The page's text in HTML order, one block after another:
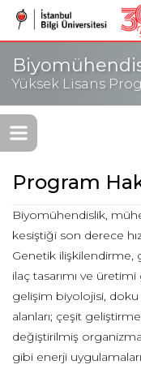
Yüksek Lisans
Program
Biyomühendislik,
kesiştiği son derece
Genetik ilişkilendirme,
ilaç tasarımı ve
gelişim biyolojisi,
alanları; çeşit
değiştirilmiş
gibi enerji